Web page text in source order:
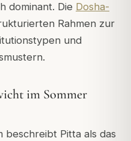
dominant. Die Dosha-
Rahmen zur
und
im Sommer
beschreibt Pitta als das